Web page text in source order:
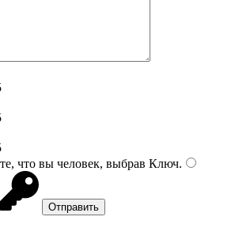
что вы человек, выбрав Ключ.